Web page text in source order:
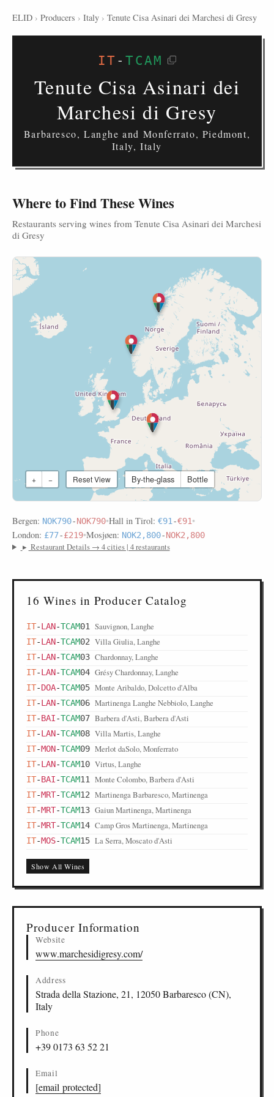
ELID › Producers › Italy › Tenute Cisa Asinari dei Marchesi di Gresy
IT -TCAM
Tenute Cisa Asinari dei
Marchesi di Gresy
Barbaresco, Langhe and Monferrato, Piedmont,
Italy, Italy
Where to Find These Wines
Restaurants serving wines from Tenute Cisa Asinari dei Marchesi
di Gresy
+ − Reset View By-the-glass Bottle
Bergen: NOK790-NOK790•Hall in Tirol: €91 -€91•
London: £77-£219•Mosjøen: NOK2,800-NOK2,800
▸ Restaurant Details → 4 cities | 4 restaurants
16 Wines in Producer Catalog
IT-LAN-TCAM01 Sauvignon, Langhe
IT-LAN-TCAM02 Villa Giulia, Langhe
IT-LAN-TCAM03 Chardonnay, Langhe
IT-LAN-TCAM04 Grésy Chardonnay, Langhe
IT-DOA-TCAM05 Monte Aribaldo, Dolcetto d'Alba
IT-LAN-TCAM06 Martinenga Langhe Nebbiolo, Langhe
IT-BAI-TCAM07 Barbera d'Asti, Barbera d'Asti
IT-LAN-TCAM08 Villa Martis, Langhe
IT-MON-TCAM09 Merlot daSolo, Monferrato
IT-LAN-TCAM10 Virtus, Langhe
IT-BAI-TCAM11 Monte Colombo, Barbera d'Asti
IT-MRT-TCAM12 Martinenga Barbaresco, Martinenga
IT-MRT-TCAM13 Gaiun Martinenga, Martinenga
IT-MRT-TCAM14 Camp Gros Martinenga, Martinenga
IT-MOS-TCAM15 La Serra, Moscato d'Asti
Show All Wines
Producer Information
Website
www.marchesidigresy.com/
Address
Strada della Stazione, 21, 12050 Barbaresco (CN),
Italy
Phone
+39 0173 63 52 21
Email
[email protected]